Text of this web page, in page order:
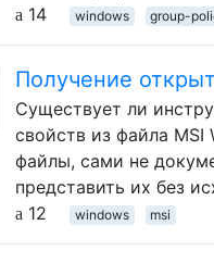
14
windows group-
Получение
Существует ли
свойств из файла
файлы, сами не
представить их без
12
windows msi